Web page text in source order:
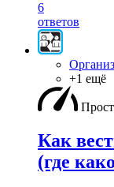
6
ответов
+1 ещё
Как
(где